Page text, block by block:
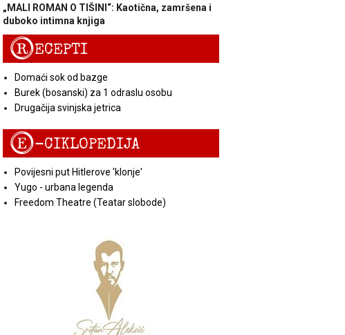
„MALI ROMAN O TIŠINI“: Kaotična, zamršena i
duboko intimna knjiga
RECEPTI
Domaći sok od bazge
Burek (bosanski) za 1 odraslu osobu
Drugačija svinjska jetrica
E-CIKLOPEDIJA
Povijesni put Hitlerove 'klonje'
Yugo - urbana legenda
Freedom Theatre (Teatar slobode)